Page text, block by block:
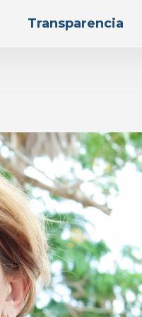
Transparencia